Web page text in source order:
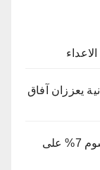
يعززان آفاق
الجمهورية الإسلامية الإيرا، نية فرضت رسوم 7% على